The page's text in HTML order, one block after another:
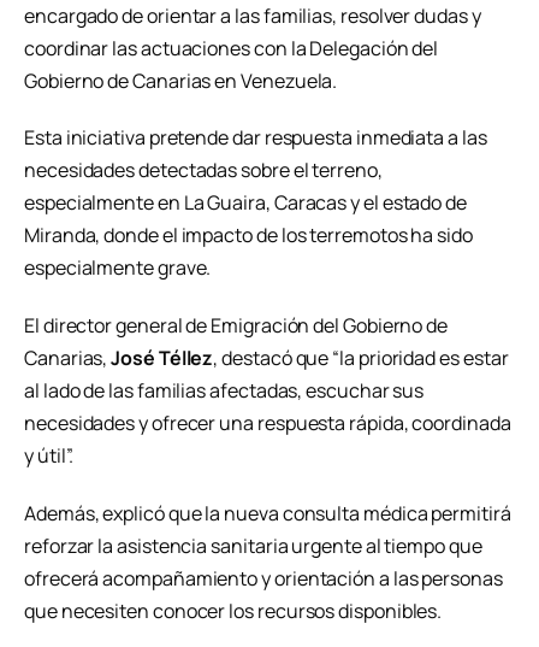
encargado de orientar a las familias, resolver dudas y
coordinar las actuaciones con la Delegación del
Gobierno de Canarias en Venezuela.
Esta iniciativa pretende dar respuesta inmediata a las
necesidades detectadas sobre el terreno,
especialmente en La Guaira, Caracas y el estado de
Miranda, donde el impacto de los terremotos ha sido
especialmente grave.
El director general de Emigración del Gobierno de
Canarias,José Téllez, destacó que “la prioridad es estar
al lado de las familias afectadas, escuchar sus
necesidades y ofrecer una respuesta rápida, coordinada
y útil”.
Además, explicó que la nueva consulta médica permitirá
reforzar la asistencia sanitaria urgente al tiempo que
ofrecerá acompañamiento y orientación a las personas
que necesiten conocer los recursos disponibles.